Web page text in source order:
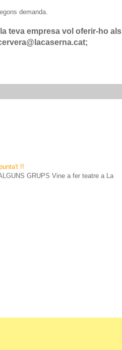
demanda.
teva empresa vol oferir-ho als
!!
GRUPS Vine a fer teatre a La